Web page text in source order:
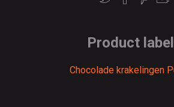
Product
Chocolade krakelingen